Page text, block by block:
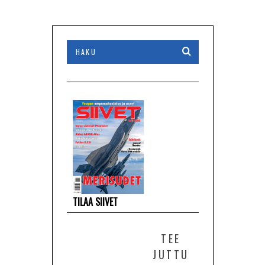
TILAA SIIVET
TEE
JUTTU